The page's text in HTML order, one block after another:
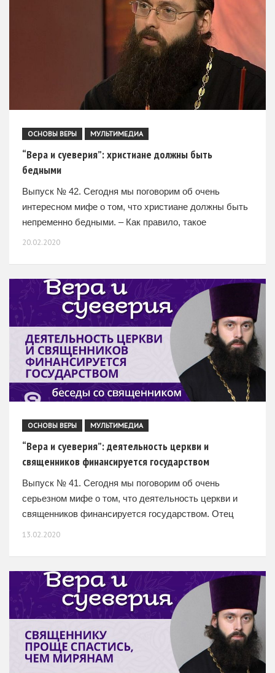
ОСНОВЫ ВЕРЫ МУЛЬТИМЕДИА
“Вера и суеверия”: христиане должны быть
бедными
Выпуск № 42. Сегодня мы поговорим об очень
интересном мифе о том, что христиане должны быть
непременно бедными. – Как правило, такое
представление возникает у людей, не приближенных
20.02.2020
ОСНОВЫ ВЕРЫ МУЛЬТИМЕДИА
“Вера и суеверия”: деятельность церкви и
священников финансируется государством
Выпуск № 41. Сегодня мы поговорим об очень
серьезном мифе о том, что деятельность церкви и
священников финансируется государством. Отец
13.02.2020